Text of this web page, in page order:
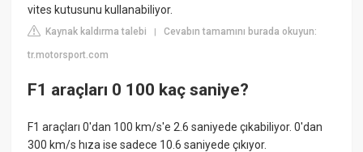
vites kutusunu kullanabiliyor.
Kaynak kaldırma talebi |Cevabın tamamını burada okuyun:
tr.motorsport.com
F1 araçları 0 100 kaç saniye?
F1 araçları 0'dan 100 km/s'e 2.6 saniyede çıkabiliyor. 0'dan
300 km/s hıza ise sadece 10.6 saniyede çıkıyor.